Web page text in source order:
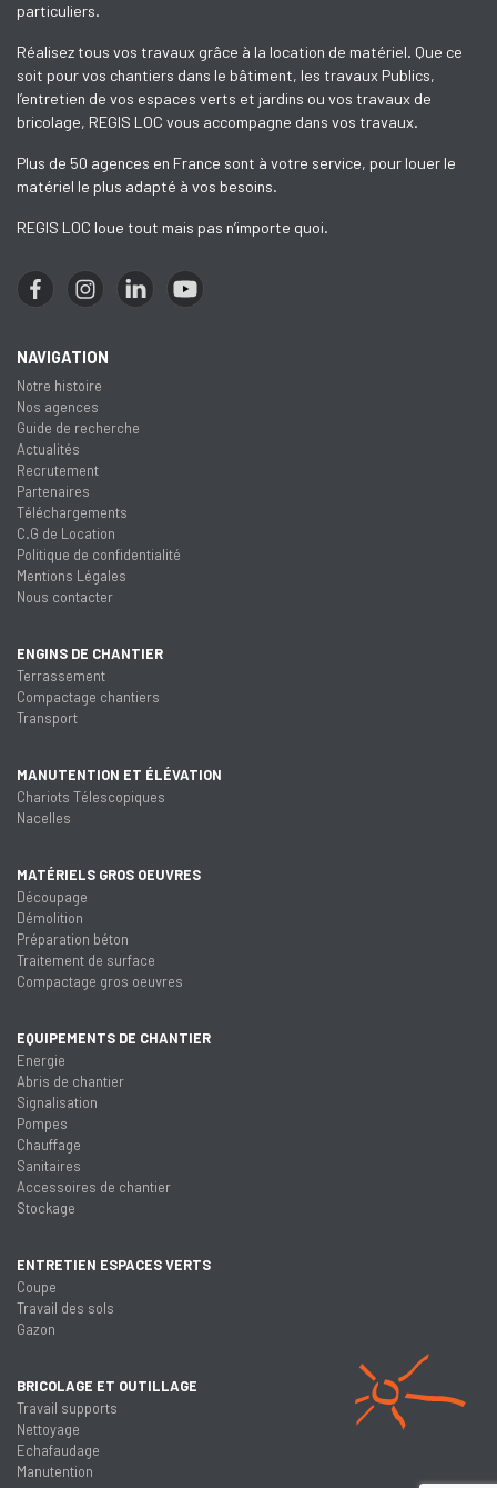
particuliers.
Réalisez tous vos travaux grâce à la location de matériel. Que ce
soit pour vos chantiers dans le bâtiment, les travaux Publics,
l’entretien de vos espaces verts et jardins ou vos travaux de
bricolage, REGIS LOC vous accompagne dans vos travaux.
Plus de 50 agences en France sont à votre service, pour louer le
matériel le plus adapté à vos besoins.
REGIS LOC loue tout mais pas n’importe quoi.
NAVIGATION
Notre histoire
Nos agences
Guide de recherche
Actualités
Recrutement
Partenaires
Téléchargements
C.G de Location
Politique de confidentialité
Mentions Légales
Nous contacter
ENGINS DE CHANTIER
Terrassement
Compactage chantiers
Transport
MANUTENTION ET ÉLÉVATION
Chariots Télescopiques
Nacelles
MATÉRIELS GROS OEUVRES
Découpage
Démolition
Préparation béton
Traitement de surface
Compactage gros oeuvres
EQUIPEMENTS DE CHANTIER
Energie
Abris de chantier
Signalisation
Pompes
Chauffage
Sanitaires
Accessoires de chantier
Stockage
ENTRETIEN ESPACES VERTS
Coupe
Travail des sols
Gazon
BRICOLAGE ET OUTILLAGE
Travail supports
Nettoyage
Echafaudage
Manutention